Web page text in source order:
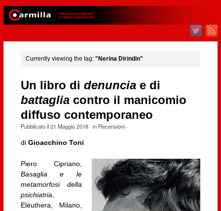
Currently viewing the tag: "Nerina Dirindin"
Un libro di denuncia e di
battaglia contro il manicomio
diffuso contemporaneo
Pubblicato il21 Maggio 2018· in Recensioni·
di Gioacchino Toni
Piero Cipriano,
Basaglia e le
metamorfosi della
psichiatria,
Elèuthera, Milano,